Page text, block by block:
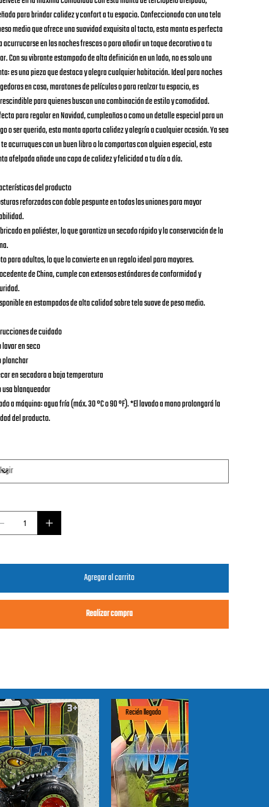
para brindar calidez y confort a tu espacio. Confeccionada con una tela
medio que ofrece una suavidad exquisita al tacto, esta manta es perfecta
acurrucarse en las noches frescas o para añadir un toque decorativo a tu
Con su vibrante estampado de alta definición en un lado, no es solo una
es una pieza que destaca y alegra cualquier habitación. Ideal para noches
en casa, maratones de películas o para realzar tu espacio, es
para quienes buscan una combinación de estilo y comodidad.
para regalar en Navidad, cumpleaños o como un detalle especial para un
o ser querido, esta manta aporta calidez y alegría a cualquier ocasión. Ya sea
acurruques con un buen libro o la compartas con alguien especial, esta
afelpada añade una capa de calidez y felicidad a tu día a día.
del producto
reforzadas con doble pespunte en todas las uniones para mayor
en poliéster, lo que garantiza un secado rápido y la conservación de la
para adultos, lo que lo convierte en un regalo ideal para mayores.
de China, cumple con extensos estándares de conformidad y
en estampados de alta calidad sobre tela suave de peso medio.
de cuidado
lavar en seco
planchar
en secadora a baja temperatura
usa blanqueador
a máquina: agua fría (máx. 30 °C o 90 °F). *El lavado a mano prolongará la
del producto.
Agregar al carrito
Realizar compra
Recién llegado